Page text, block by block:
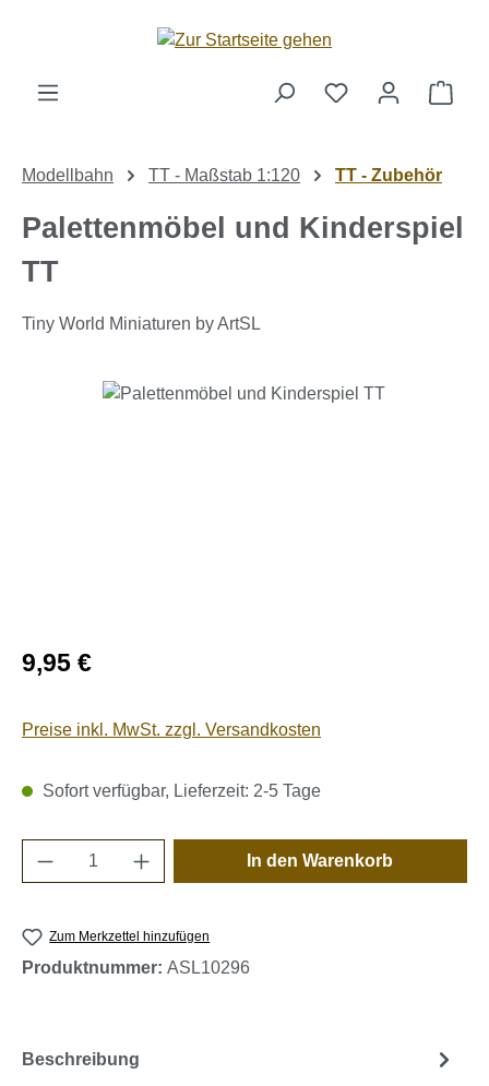
Zum Hauptinhalt springen
Modellbahn TT - Maßstab 1:120 TT - Zubehör
Palettenmöbel und Kinderspiel
TT
Tiny World Miniaturen by ArtSL
Bildergalerie überspringen
Regulärer Preis:
9,95 €
Preise inkl. MwSt. zzgl. Versandkosten
Sofort verfügbar, Lieferzeit: 2-5 Tage
Produkt Anzahl: Gib den gewünschten
In den Warenkorb
Zum Merkzettel hinzufügen
Produktnummer: ASL10296
Beschreibung